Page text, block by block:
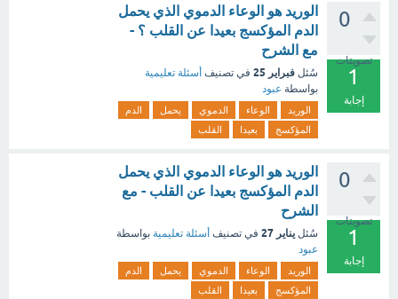
0
تصويتات
1
إجابة
الوريد هو الوعاء الدموي الذي يحمل
الدم المؤكسج بعيدا عن القلب ؟ -
مع الشرح
سُئل فبراير 25 في تصنيف أسئلة تعليمية
بواسطة عبود
الوريد الوعاء الدموي يحمل
الدم
المؤكسج
بعيدا القلب
0
تصويتات
1
إجابة
الوريد هو الوعاء الدموي الذي يحمل
الدم المؤكسج بعيدا عن القلب - مع
الشرح
سُئل يناير 27 في تصنيف أسئلة تعليمية بواسطة
عبود
الوريد الوعاء الدموي يحمل
الدم
المؤكسج
بعيدا القلب